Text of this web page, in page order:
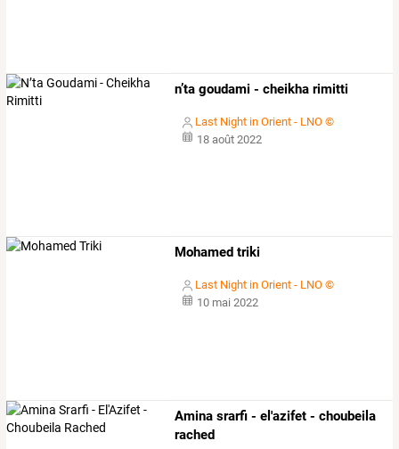
n’ta goudami - cheikha rimitti
Last Night in Orient - LNO ©
18 août 2022
Mohamed triki
Last Night in Orient - LNO ©
10 mai 2022
Amina srarfi - el'azifet - choubeila
rached